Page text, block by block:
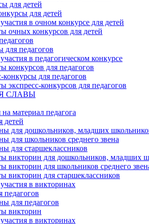
для детей
для детей
в очном конкурсе для детей
очных конкурсов для детей
для педагогов
в педагогическом конкурсе
конкурсов для педагогов
конкурсы для педагогов
экспресс-конкурсов для педагогов
СЛАВЫ
материал педагога
детей
для дошкольников, младших
для школьников среднего звена
для старшеклассников
викторин для дошкольников, младших
викторин для школьников среднего
викторин для старшеклассников
в викторинах
для педагогов
викторин
в викторинах